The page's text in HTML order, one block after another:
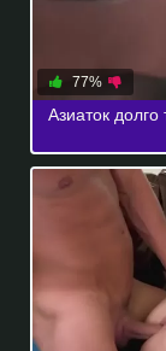
77%
Азиаток